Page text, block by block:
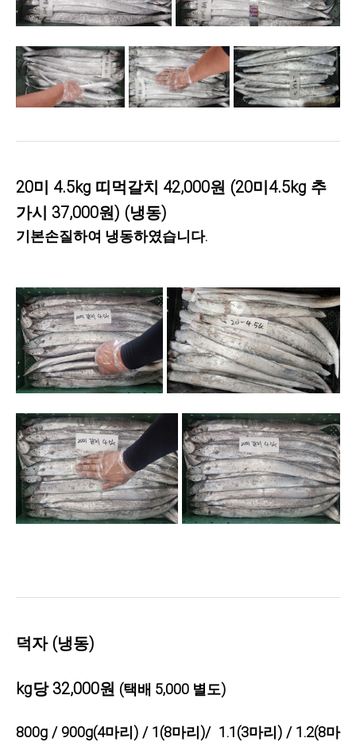
20미 4.5kg 띠먹갈치 42,000원 (20미4.5kg 추
가시 37,000원) (냉동)
기본손질하여 냉동하였습니다.
덕자 (냉동)
kg당 32,000원 (택배 5,000 별도)
800g / 900g(4마리) / 1(8마리)/ 1.1(3마리) / 1.2(8마